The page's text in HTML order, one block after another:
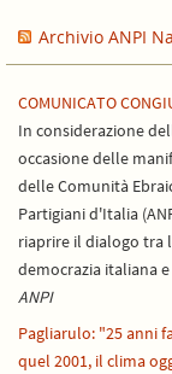
Archivio ANPI
COMUNICATO
In considerazione
occasione delle
delle Comunità
Partigiani d'Italia
riaprire il dialogo tra
democrazia italiana
ANPI
Pagliarulo: "25 anni
quel 2001, il clima